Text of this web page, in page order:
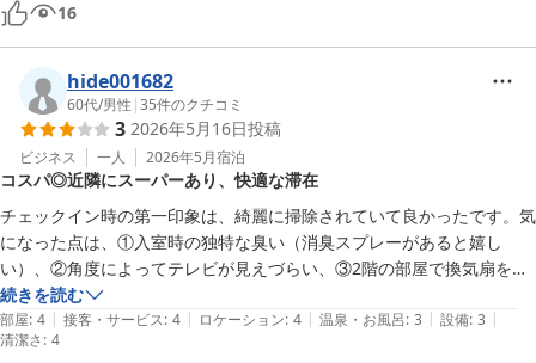
16
hide001682
60代/男性 |35件のクチコミ
3 2026年5月16日投稿
ビジネス 一人 2026年5月宿泊
コスパ◎近隣にスーパーあり、快適な滞在
チェックイン時の第一印象は、綺麗に掃除されていて良かったです。気
になった点は、①入室時の独特な臭い（消臭スプレーがあると嬉し
い）、②角度によってテレビが見えづらい、③2階の部屋で換気扇を消
してもボイラー室らしき「ゴー」という音が響いていた点です。とはい
えコスパが高く、近隣にスーパーもあり便利なので、上記のの件をのぞ
けば除けば良いホテルだと思います。
続きを読む
部屋: 4 | 接客・サービス: 4 | ロケーション: 4 | 温泉・お風呂: 3 | 設備: 3 |
清潔さ: 4